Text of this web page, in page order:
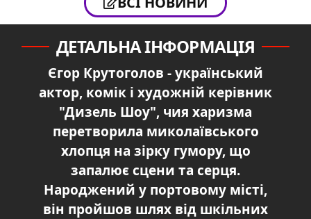
ДЕТАЛЬНА ІНФОРМАЦІЯ
Єгор Крутоголов - український
актор, комік і художній керівник
"Дизель Шоу", чия харизма
перетворила миколаївського
хлопця на зірку гумору, що
запалює сцени та серця.
Народжений у портовому місті,
він пройшов шлях від шкільних